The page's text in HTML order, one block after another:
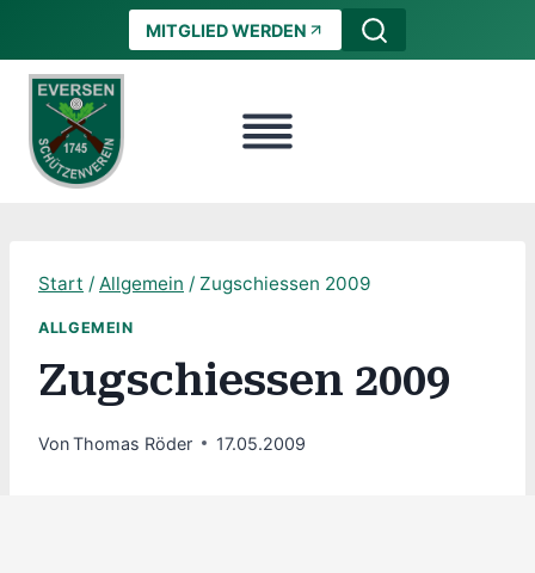
springen
MITGLIED WERDEN
Start / Allgemein / Zugschiessen 2009
ALLGEMEIN
Zugschiessen 2009
VonThomas Röder 17.05.2009